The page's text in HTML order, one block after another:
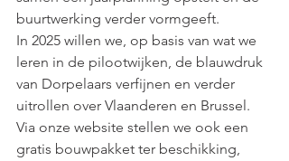
buurtwerking verder vormgeeft.
In 2025 willen we, op basis van wat we
leren in de pilootwijken, de blauwdruk
van Dorpelaars verfijnen en verder
uitrollen over Vlaanderen en Brussel.
Via onze website stellen we ook een
gratis bouwpakket ter beschikking,